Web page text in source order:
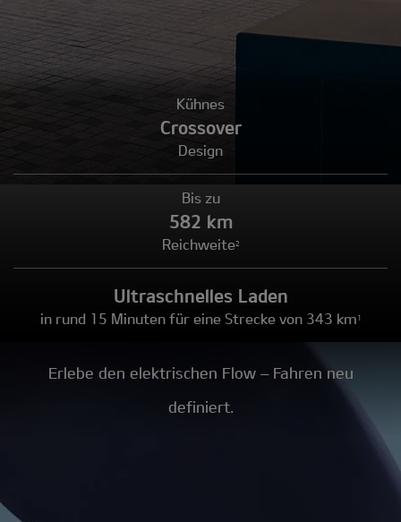
Kühnes
Crossover
Design
Bis zu
582 km
Reichweite2
Ultraschnelles Laden
in rund 15 Minuten für eine Strecke von 343 km 1
Erlebe den elektrischen Flow – Fahren neu
definiert.​